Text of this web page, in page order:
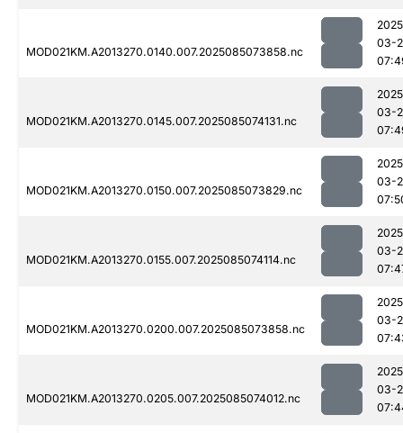
MOD021KM.A2013270.0140.007.2025085073858.nc
03-
MOD021KM.A2013270.0145.007.2025085074131.nc
03-
MOD021KM.A2013270.0150.007.2025085073829.nc
03-
MOD021KM.A2013270.0155.007.2025085074114.nc
03-
MOD021KM.A2013270.0200.007.2025085073858.nc
03-
MOD021KM.A2013270.0205.007.2025085074012.nc
03-